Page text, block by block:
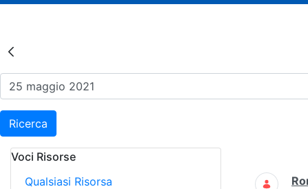
Risultati della Ricerca -
Ricerca
Voci Risorse
Qualsiasi Risorsa
Ricerca